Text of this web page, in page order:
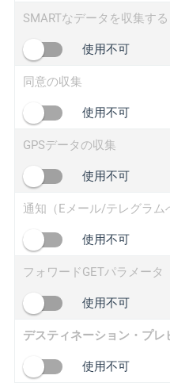
maper.info
2no.co
yip.su
iplogger.info
iplogger.cn
SMARTなデータを収集する
使用不可
同意の収集
使用不可
GPSデータの収集
使用不可
通知（Eメール/テレグラム
使用不可
フォワードGETパラメータ
使用不可
デスティネーション・プレ
使用不可